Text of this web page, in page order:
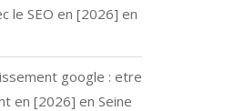
le SEO en [2026] en
google : etre
en [2026] en Seine